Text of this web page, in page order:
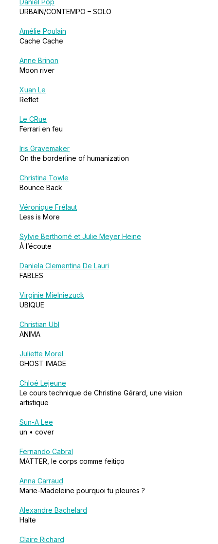
Daniel Pop
URBAIN/CONTEMPO – SOLO
Amélie Poulain
Cache Cache
Anne Brinon
Moon river
Xuan Le
Reflet
Le CRue
Ferrari en feu
Iris Gravemaker
On the borderline of humanization
Christina Towle
Bounce Back
Véronique Frélaut
Less is More
Sylvie Berthomé et Julie Meyer Heine
À l’écoute
Daniela Clementina De Lauri
FABLES
Virginie Mielniezuck
UBIQUE
Christian Ubl
ANIMA
Juliette Morel
GHOST IMAGE
Chloé Lejeune
Le cours technique de Christine Gérard, une vision
artistique
Sun-A Lee
un • cover
Fernando Cabral
MATTER, le corps comme feitiço
Anna Carraud
Marie-Madeleine pourquoi tu pleures ?
Alexandre Bachelard
Halte
Claire Richard